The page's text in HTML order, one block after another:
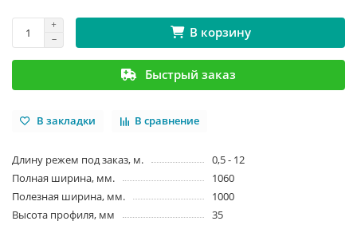
В корзину
Быстрый заказ
В закладки В сравнение
Длину режем под заказ, м.
0,5 - 12
Полная ширина, мм.
1060
Полезная ширина, мм.
1000
Высота профиля, мм
35